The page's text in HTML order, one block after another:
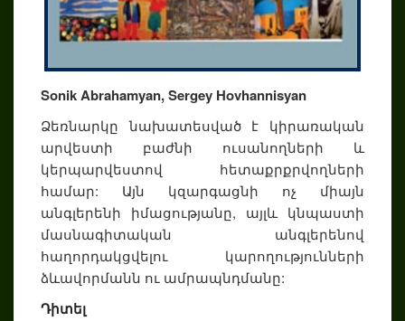
Sonik Abrahamyan, Sergey Hovhannisyan
Ձեռնարկը նախատեսված է կիրառական
արվեստի բաժնի ուսանողների և
կերպարվեստով հետաքրքրվողների
համար: Այն կզարգացնի ոչ միայն
անգլերենի իմացությանը, այլև կնպաստի
մասնագիտական անգլերենով
հաղորդակցվելու կարողությունների
ձևավորմանն ու ամրապնդմանը:
Դիտել